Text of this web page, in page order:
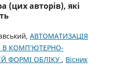
(цих авторів), які
АВТОМАТИЗАЦІЯ
В КОМП’ЮТЕРНО-
ФОРМІ ОБЛІКУ , Вісник